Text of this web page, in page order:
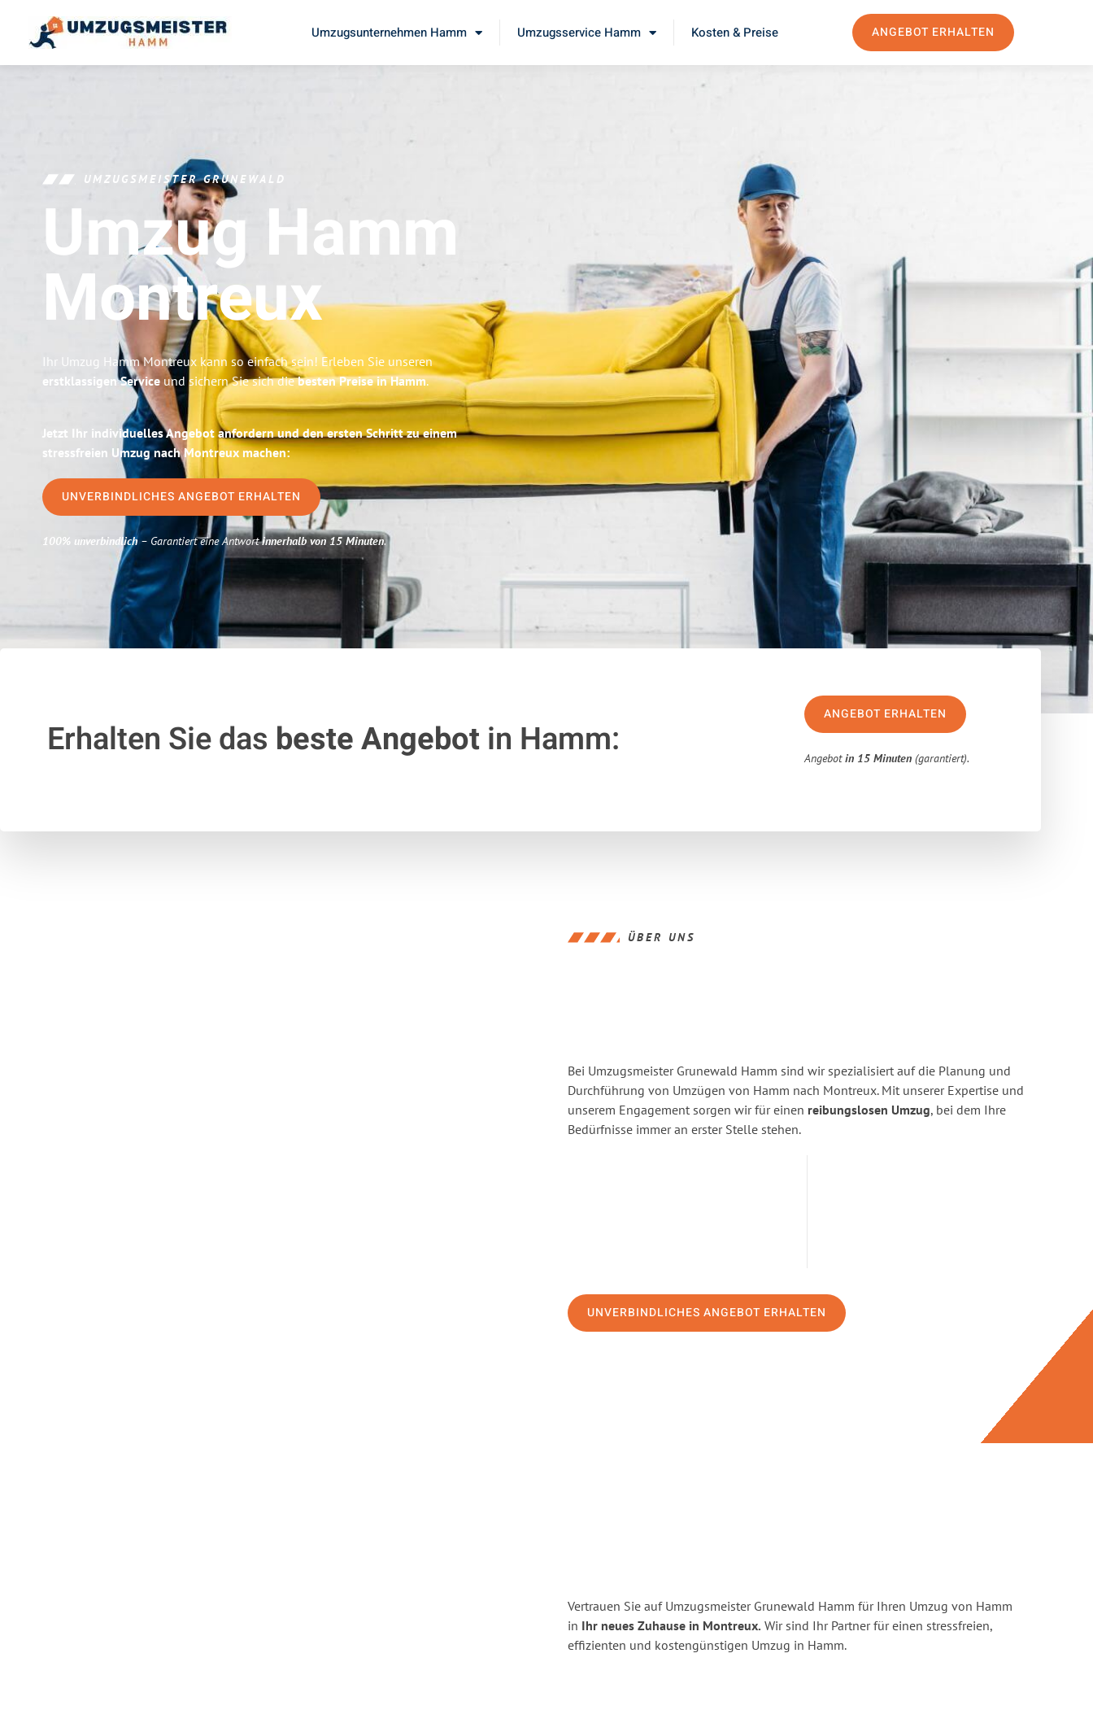
Umzugsunternehmen Hamm Umzugsservice Hamm Kosten & Preise ANGEBOT ERHALTEN
UMZUGSMEISTER GRUNEWALD
Umzug Hamm
Montreux
Ihr Umzug Hamm Montreux kann so einfach sein! Erleben Sie unseren
erstklassigen Service und sichern Sie sich diebesten Preise in Hamm.
Jetzt Ihr individuelles Angebot anfordern und den ersten Schritt zu einem
stressfreien Umzug nach Montreux machen:
UNVERBINDLICHES ANGEBOT ERHALTEN
100% unverbindlich– Garantiert eine Antwortinnerhalb von 15 Minuten.
Erhalten Sie das beste Angebotin Hamm:
ANGEBOT ERHALTEN
Angebotin 15 Minuten (garantiert).
ÜBER UNS
Bei Umzugsmeister Grunewald Hamm sind wir spezialisiert auf die Planung und
Durchführung von Umzügen von Hamm nach Montreux. Mit unserer Expertise und
unserem Engagement sorgen wir für einen reibungslosen Umzug, bei dem Ihre
Bedürfnisse immer an erster Stelle stehen.
UNVERBINDLICHES ANGEBOT ERHALTEN
Vertrauen Sie auf Umzugsmeister Grunewald Hamm für Ihren Umzug von Hamm
in Ihr neues Zuhause in Montreux. Wir sind Ihr Partner für einen stressfreien,
effizienten und kostengünstigen Umzug in Hamm.